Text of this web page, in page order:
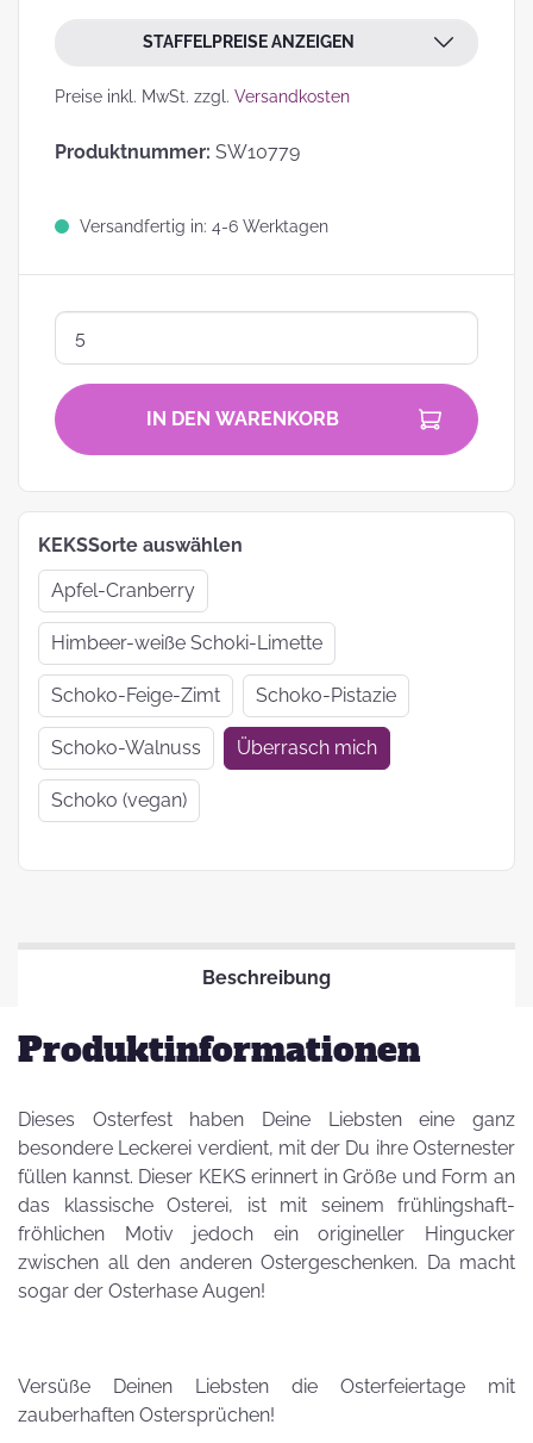
STAFFELPREISE ANZEIGEN
Preise inkl. MwSt. zzgl. Versandkosten
Produktnummer: SW10779
Versandfertig in: 4-6 Werktagen
IN DEN WARENKORB
KEKSSorte auswählen
Apfel-Cranberry
Himbeer-weiße Schoki-Limette
Schoko-Feige-Zimt Schoko-Pistazie
Schoko-Walnuss Überrasch mich
Schoko (vegan)
Beschreibung
Produktinformationen
Dieses Osterfest haben Deine Liebsten eine ganz
besondere Leckerei verdient, mit der Du ihre Osternester
füllen kannst. Dieser KEKS erinnert in Größe und Form an
das klassische Osterei, ist mit seinem frühlingshaft-
fröhlichen Motiv jedoch ein origineller Hingucker
zwischen all den anderen Ostergeschenken. Da macht
sogar der Osterhase Augen!
Versüße Deinen Liebsten die Osterfeiertage mit
zauberhaften Ostersprüchen!